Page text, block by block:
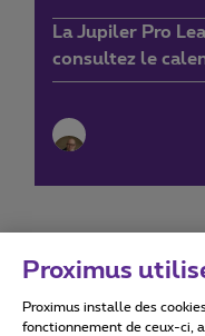
La Jupiler Pro
consultez le
Conditions
Proximus
Proximus installe des
fonctionnement de ceux-ci,